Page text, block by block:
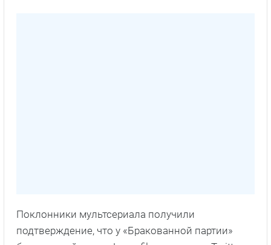
Поклонники мультсериала получили
подтверждение, что у «Бракованной партии»